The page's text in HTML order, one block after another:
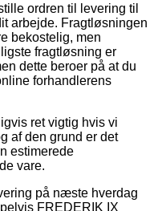
ordren til levering til
arbejde. Fragtløsningen
bekostelig, men
fragtløsning er
dette beroer på at du
forhandlerens
ret vigtig hvis vi
af den grund er det
estimerede
vare.
på næste hverdag
FREDERIK IX